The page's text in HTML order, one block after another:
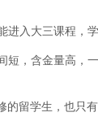
入大三课程，学
短，含金量高，
留学生，也只